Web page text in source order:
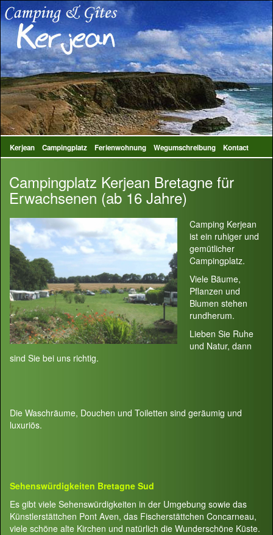
Kerjean Campingplatz Ferienwohnung Wegumschreibung Kontact
Campingplatz Kerjean Bretagne für
Erwachsenen (ab 16 Jahre)
Camping Kerjean
ist ein ruhiger und
gemütlicher
Campingplatz.
Viele Bäume,
Pflanzen und
Blumen stehen
rundherum.
Lieben Sie Ruhe
und Natur, dann
sind Sie bei uns richtig.
Die Waschräume, Douchen und Toiletten sind geräumig und
luxuriös.
Sehenswürdigkeiten Bretagne Sud
Es gibt viele Sehenswürdigkeiten in der Umgebung sowie das
Künstlerstättchen Pont Aven, das Fischerstättchen Concarneau,
viele schöne alte Kirchen und natürlich die Wunderschöne Küste.